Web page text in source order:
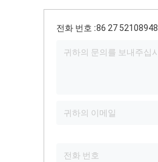
전화 번호 :86 27 52108948